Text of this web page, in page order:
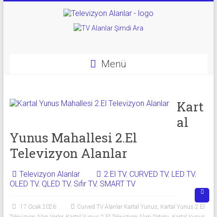
Televizyon
Televizyon
|
TV
Alanlar
El
Menü
Kart
al
Yunus Mahallesi 2.El
Televizyon Alanlar
Televizyon Alanlar 2.El TV, CURVED TV, LED TV,
OLED TV, QLED TV, Sıfır TV, SMART TV
17 Ocak 2026 Curved TV Alanlar Kartal Yunus, Kartal Yunus 2.El